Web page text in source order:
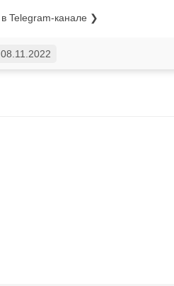
в Telegram-канале ❯
08.11.2022